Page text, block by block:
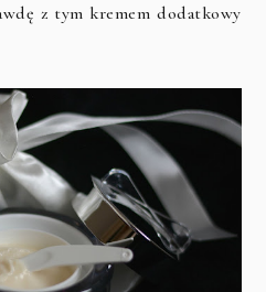
z tym kremem dodatkowy